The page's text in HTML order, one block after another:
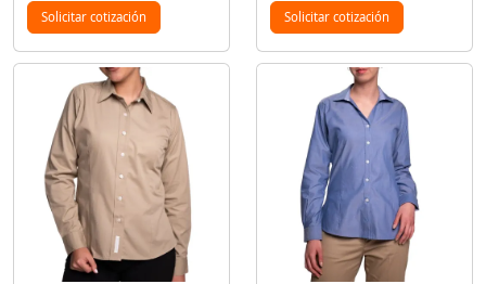
Solicitar cotización Solicitar cotización